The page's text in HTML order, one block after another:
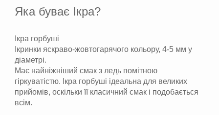
Яка буває Ікра?
Ікра горбуші
Ікринки яскраво-жовтогарячого кольору, 4-5 мм у
діаметрі.
Має найніжніший смак з ледь помітною
гіркуватістю. Ікра горбуші ідеальна для великих
прийомів, оскільки її класичний смак і подобається
всім.